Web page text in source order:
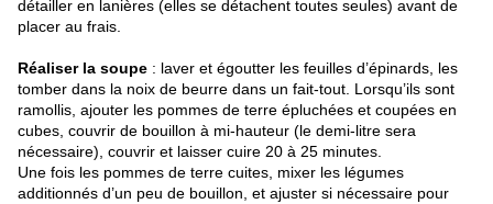
détailler en lanières (elles se détachent toutes seules) avant de
placer au frais.
Réaliser la soupe : laver et égoutter les feuilles d’épinards, les
tomber dans la noix de beurre dans un fait-tout. Lorsqu’ils sont
ramollis, ajouter les pommes de terre épluchées et coupées en
cubes, couvrir de bouillon à mi-hauteur (le demi-litre sera
nécessaire), couvrir et laisser cuire 20 à 25 minutes.
Une fois les pommes de terre cuites, mixer les légumes
additionnés d’un peu de bouillon, et ajuster si nécessaire pour